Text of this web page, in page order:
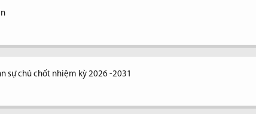
sự chủ chốt nhiệm kỳ 2026 -2031